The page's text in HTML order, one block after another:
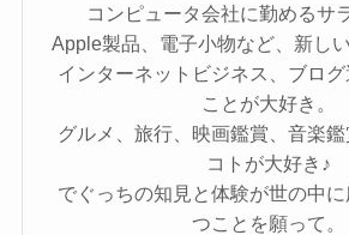
コンピュータ会社に勤めるサ
Apple製品、電子小物など、新し
インターネットビジネス、ブロ
ことが大好き。
グルメ、旅行、映画鑑賞、音楽
コトが大好き♪
でぐっちの知見と体験が世の中
つことを願って。